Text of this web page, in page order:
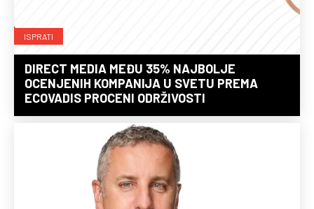
ISPRATI
DIRECT MEDIA MEĐU 35% NAJBOLJE
OCENJENIH KOMPANIJA U SVETU PREMA
ECOVADIS PROCENI ODRŽIVOSTI